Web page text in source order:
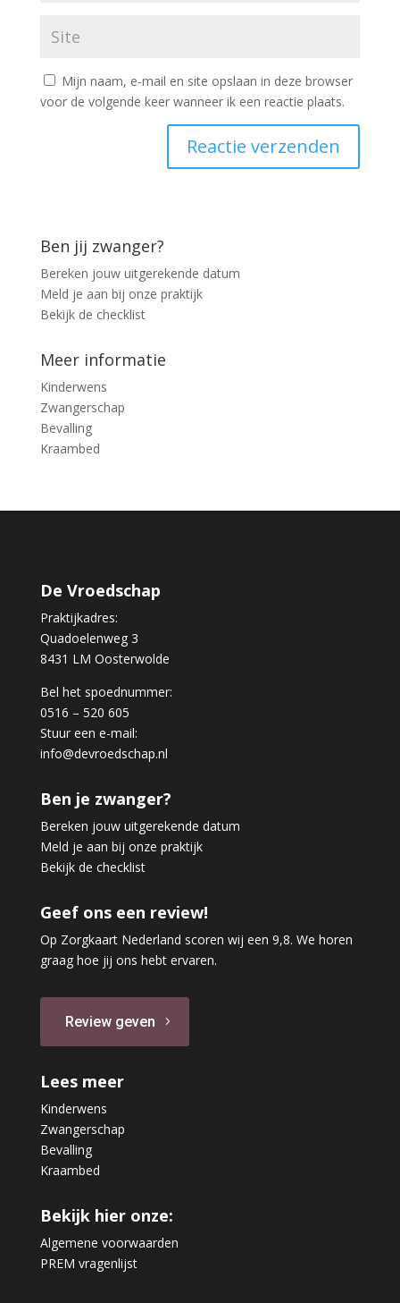
Mijn naam, e-mail en site opslaan in deze browser
voor de volgende keer wanneer ik een reactie plaats.
Ben jij zwanger?
Bereken jouw uitgerekende datum
Meld je aan bij onze praktijk
Bekijk de checklist
Meer informatie
Kinderwens
Zwangerschap
Bevalling
Kraambed
De Vroedschap
Praktijkadres:
Quadoelenweg 3
8431 LM Oosterwolde
Bel het spoednummer:
0516 – 520 605
Stuur een e-mail:
info@devroedschap.nl
Ben je zwanger?
Bereken jouw uitgerekende datum
Meld je aan bij onze praktijk
Bekijk de checklist
Geef ons een review!
Op Zorgkaart Nederland scoren wij een 9,8. We horen
graag hoe jij ons hebt ervaren.
Review geven
Lees meer
Kinderwens
Zwangerschap
Bevalling
Kraambed
Bekijk hier onze:
Algemene voorwaarden
PREM vragenlijst